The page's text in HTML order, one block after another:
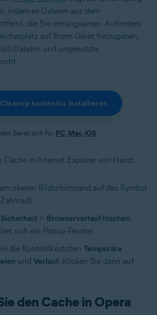
indem es Dateien aus dem
die Sie verlangsamen. Außerdem
auf Ihrem Gerät freizugeben,
Dateien und ungenutzte
Cleanup kostenlos installieren
Sie es sich für PC, Mac, iOS
Cache in Internet Explorer von Hand:
oberen Bildschirmrand auf das Symbol
Sicherheit > Browserverlauf löschen.
sich ein Popup-Fenster.
die Kontrollkästchen Temporäre
und Verlauf. Klicken Sie dann auf
den Cache in Opera